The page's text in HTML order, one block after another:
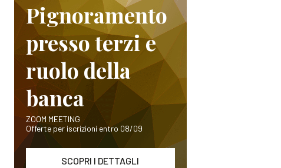
Pignoramento
presso terzi e
ruolo della
banca
ZOOM MEETING
Offerte per iscrizioni entro 08/09
SCOPRI I DETTAGLI